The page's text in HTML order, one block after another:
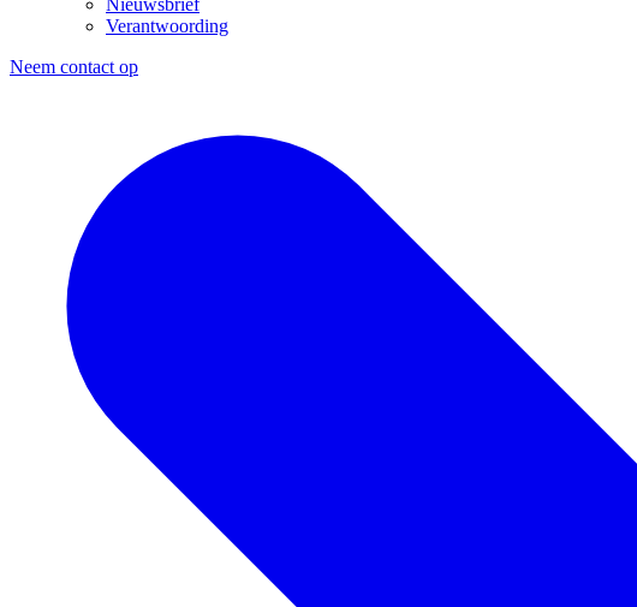
Nieuwsbrief
Verantwoording
Neem contact op